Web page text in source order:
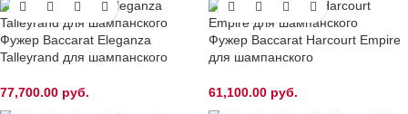
Фужер Baccarat Eleganza
Talleyrand для шампанского
77,700.00 руб.
Фужер Baccarat Harcourt Empire
для шампанского
61,100.00 руб.